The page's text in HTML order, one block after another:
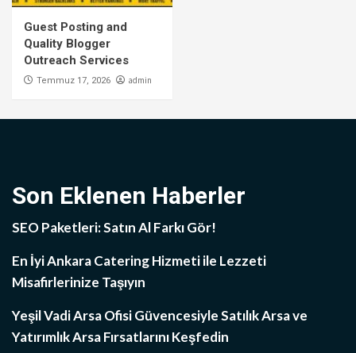
Guest Posting and
Quality Blogger
Outreach Services
Temmuz 17, 2026 admin
Son Eklenen Haberler
SEO Paketleri: Satın Al Farkı Gör!
En İyi Ankara Catering Hizmeti ile Lezzeti
Misafirlerinize Taşıyın
Yeşil Vadi Arsa Ofisi Güvencesiyle Satılık Arsa ve
Yatırımlık Arsa Fırsatlarını Keşfedin